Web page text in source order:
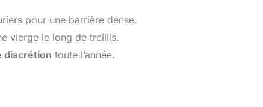
pour une barrière dense.
vierge le long de treillis.
discrétion toute l’année.